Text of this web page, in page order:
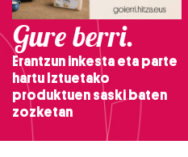
Gure berri.
Erantzun inkesta eta parte
hartu Iztuetako
produktuen saski baten
zozketan